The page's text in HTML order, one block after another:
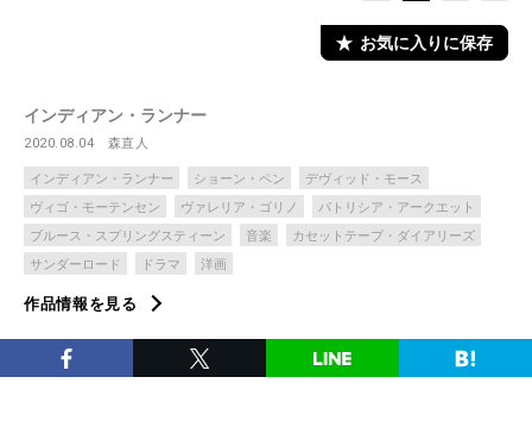
お気に入りに保存
インディアン・ランナー
2020.08.04 森直人
インディアン・ランナー ショーン・ペン
デヴィッド・モース
ヴィゴ・モーテンセン
ヴァレリア・ゴリノ
パトリシア・アークエット
ブルース・スプリングスティーン
音楽
カセットテープ・ダイアリーズ
サンダーロード
ドラマ 洋画
作品情報を見る